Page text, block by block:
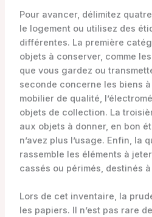
Pour avancer, délimitez
le logement ou utilisez des
différentes. La première
objets à conserver, comme
que vous gardez ou
seconde concerne les biens
mobilier de qualité,
objets de collection. La
aux objets à donner, en bon
n’avez plus l’usage. Enfin, la
rassemble les éléments à
cassés ou périmés, destinés
Lors de cet inventaire, la
les papiers. Il n’est pas rare